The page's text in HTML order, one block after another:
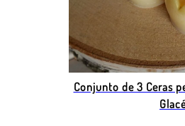
Conjunto de 3 Ceras